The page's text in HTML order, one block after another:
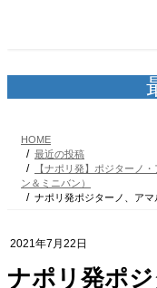
ツ
シ
HOME
最近の投稿
【ナポリ発】ポジターノ
ン＆ミニバン）
ナポリ発ポジターノ、ア
2021年7月22日
ナポリ発ポジ